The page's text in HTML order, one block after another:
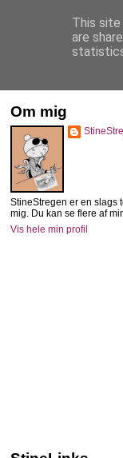
Om mig
StineStregen er en slags
mig. Du kan se flere af
Vis hele min profil
This
are